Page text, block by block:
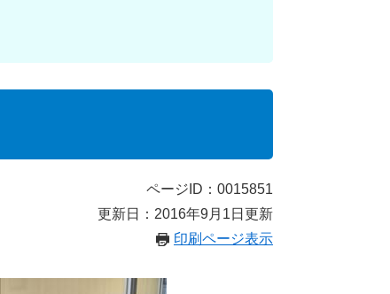
ページID：0015851
更新日：2016年9月1日更新
印刷ページ表示